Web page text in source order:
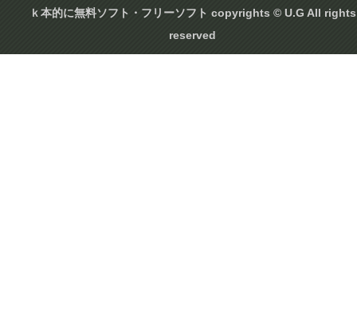
ｋ本的に無料ソフト・フリーソフト copyrights © U.G All rights
reserved